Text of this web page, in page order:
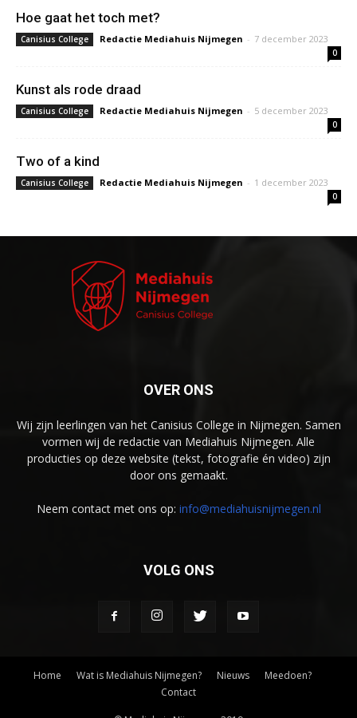
Hoe gaat het toch met?
Canisius College Redactie Mediahuis Nijmegen - 7 december 2023
0
Kunst als rode draad
Canisius College Redactie Mediahuis Nijmegen - 5 december 2023
0
Two of a kind
Canisius College Redactie Mediahuis Nijmegen - 1 december 2023
0
OVER ONS
Wij zijn leerlingen van het Canisius College in Nijmegen. Samen
vormen wij de redactie van Mediahuis Nijmegen. Alle
producties op deze website (tekst, fotografie én video) zijn
door ons gemaakt.
Neem contact met ons op: info@mediahuisnijmegen.nl
VOLG ONS
Home Wat is Mediahuis Nijmegen? Nieuws
Meedoen?
Contact